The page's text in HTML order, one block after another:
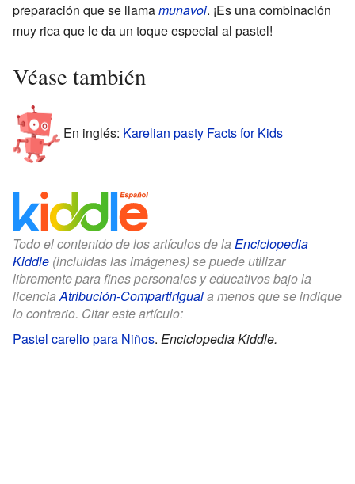
preparación que se llamamunavoi. ¡Es una combinación
muy rica que le da un toque especial al pastel!
Véase también
En inglés: Karelian pasty Facts for Kids
Todo el contenido de los artículos de la Enciclopedia
Kiddle (incluidas las imágenes) se puede utilizar
libremente para fines personales y educativos bajo la
licenciaAtribución-CompartirIguala menos que se indique
lo contrario. Citar este artículo:
Pastel carelio para Niños. Enciclopedia Kiddle.